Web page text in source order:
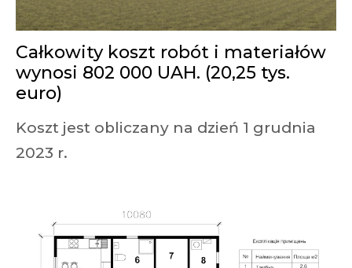
Całkowity koszt robót i materiałów
wynosi 802 000 UAH. (20,25 tys.
euro)
Koszt jest obliczany na dzień 1 grudnia
2023 r.